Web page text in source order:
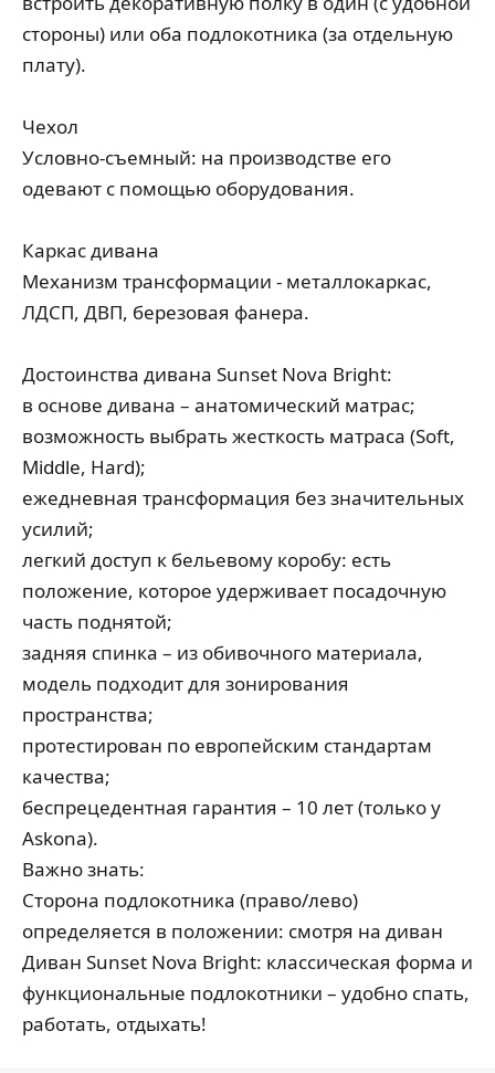
стороны) или оба подлокотника (за отдельную
плату).
Чехол
Условно-съемный: на производстве его
одевают с помощью оборудования.
Каркас дивана
Механизм трансформации - металлокаркас,
ЛДСП, ДВП, березовая фанера.
Достоинства дивана Sunset Nova Bright:
в основе дивана – анатомический матрас;
возможность выбрать жесткость матраса (Soft,
Middle, Hard);
ежедневная трансформация без значительных
усилий;
легкий доступ к бельевому коробу: есть
положение, которое удерживает посадочную
часть поднятой;
задняя спинка – из обивочного материала,
модель подходит для зонирования
пространства;
протестирован по европейским стандартам
качества;
беспрецедентная гарантия – 10 лет (только у
Askona).
Важно знать:
Сторона подлокотника (право/лево)
определяется в положении: смотря на диван
Диван Sunset Nova Bright: классическая форма и
функциональные подлокотники – удобно спать,
работать, отдыхать!